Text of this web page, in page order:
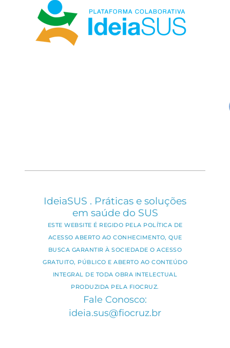
IdeiaSUS . Práticas e soluções
em saúde do SUS
ESTE WEBSITE É REGIDO PELA POLÍTICA DE
ACESSO ABERTO AO CONHECIMENTO, QUE
BUSCA GARANTIR À SOCIEDADE O ACESSO
GRATUITO, PÚBLICO E ABERTO AO CONTEÚDO
INTEGRAL DE TODA OBRA INTELECTUAL
PRODUZIDA PELA FIOCRUZ.
Fale Conosco:
ideia.sus@fiocruz.br